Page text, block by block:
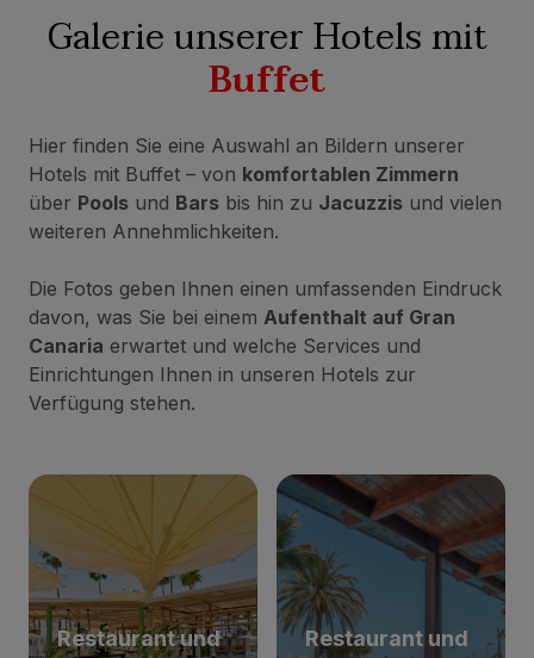
Galerie unserer Hotels mit
Buffet
Hier finden Sie eine Auswahl an Bildern unserer
Hotels mit Buffet – von komfortablen Zimmern
über Pools und Bars bis hin zu Jacuzzis und vielen
weiteren Annehmlichkeiten.
Die Fotos geben Ihnen einen umfassenden Eindruck
davon, was Sie bei einem Aufenthalt auf Gran
Canaria erwartet und welche Services und
Einrichtungen Ihnen in unseren Hotels zur
Verfügung stehen.
Restaurant und
Restaurant und